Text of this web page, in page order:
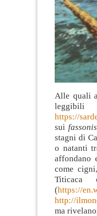
Alle quali
https://
sui fassonis
stagni di
o natanti
affondano
come
Titicaca
(https://
http://
ma